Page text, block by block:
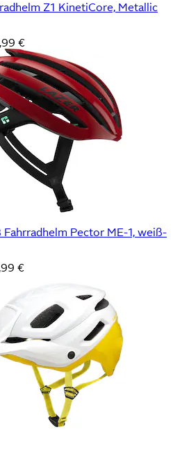
Z1 KinetiCore, Metallic
€
Fahrradhelm Pector ME-1, weiß-
€